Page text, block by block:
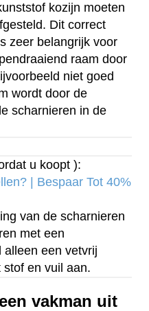
kozijn moeten
Dit correct
zeer belangrijk voor
raam door
niet goed
wordt door de
scharnieren in de
u koopt ):
| Bespaar Tot 40%‎
van de scharnieren
met een
alleen een vetvrij
en vuil aan.
vakman uit